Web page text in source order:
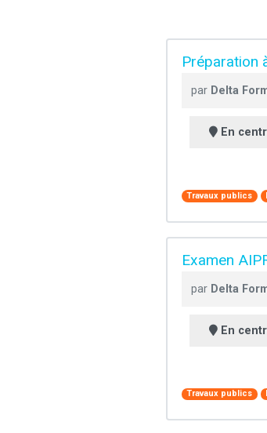
Préparation
par Delta
En
Travaux publics
Examen
par Delta
En
Travaux publics